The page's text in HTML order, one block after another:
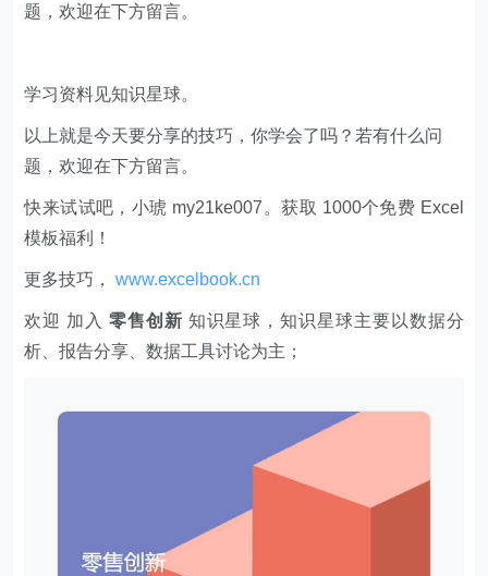
题，欢迎在下方留言。
学习资料见知识星球。
以上就是今天要分享的技巧，你学会了吗？若有什么问
题，欢迎在下方留言。
快来试试吧，小琥 my21ke007。获取 1000个免费 Excel
模板福利​​​​！
更多技巧，www.excelbook.cn
欢迎 加入 零售创新 知识星球，知识星球主要以数据分
析、报告分享、数据工具讨论为主；